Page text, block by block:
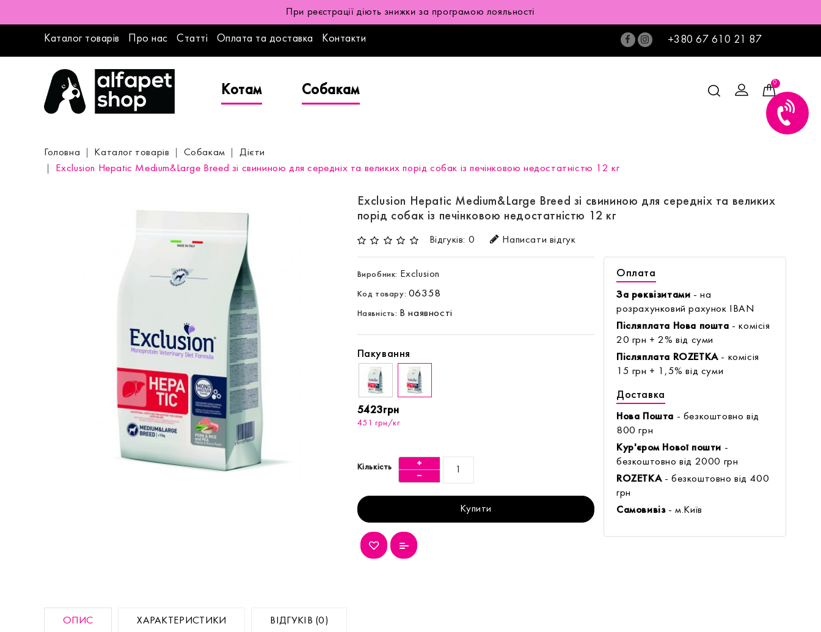
При реєстрації діють знижки за програмою лояльності
Каталог товарів Про нас Статті Оплата та доставка Контакти +380 67 610 21 87
0
Котам Собакам
Головна Каталог товарів Собакам
Дієти
Exclusion Hepatic Medium&Large Breed зі свининою для середніх та великих порід собак із печінковою недостатністю 12 кг
Exclusion Hepatic Medium&Large Breed зі свининою для середніх та великих
порід собак із печінковою недостатністю 12 кг
Відгуків: 0 Написати відгук
Виробник: Exclusion
Код товару: 06358
Наявність: В наявності
Пакування
5423грн
451 грн/кг
Кількість
Купити
Оплата
За реквізитами - на
розрахунковий рахунок IBAN
Післяплата Нова пошта - комісія
20 грн + 2% від суми
Післяплата ROZETKA- комісія
15 грн + 1,5% від суми
Доставка
Нова Пошта - безкоштовно від
800 грн
Кур'єром Нової пошти -
безкоштовно від 2000 грн
ROZETKA- безкоштовно від 400
грн
Самовивіз- м.Київ
ОПИС ХАРАКТЕРИСТИКИ ВІДГУКІВ (0)